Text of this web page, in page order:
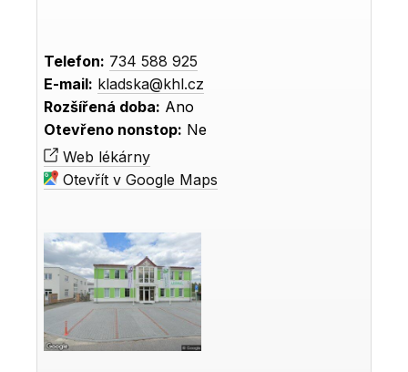
Telefon: 734 588 925
E-mail: kladska@khl.cz
Rozšířená doba: Ano
Otevřeno nonstop: Ne
Web lékárny
Otevřít v Google Maps